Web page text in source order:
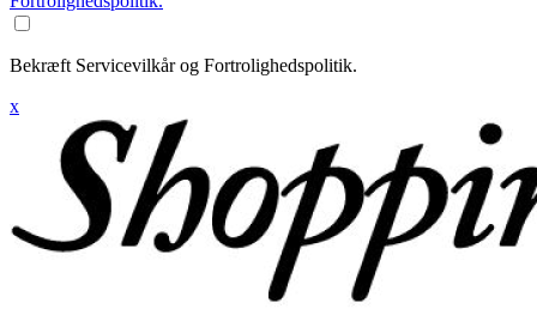
Bekræft Servicevilkår og Fortrolighedspolitik.
x